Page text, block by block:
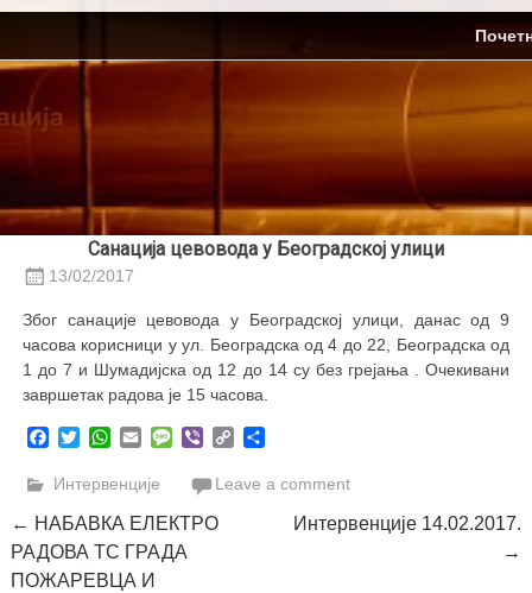
Skip
content
Санација цевовода у Београдској улици
13/02/2017
Због санације цевовода у Београдској улици, данас од 9
часова корисници у ул. Београдска од 4 до 22, Београдска од
1 до 7 и Шумадијска од 12 до 14 су без грејања . Очекивани
завршетак радова је 15 часова.
Facebook
TwitterWhatsApp
EmailMessage
ViberCopy
Интервенције Leave a comment
Post
navigation
← НАБАВКА ЕЛЕКТРО
РАДОВА ТС ГРАДА
ПОЖАРЕВЦА И
Интервенције 14.02.2017.
→